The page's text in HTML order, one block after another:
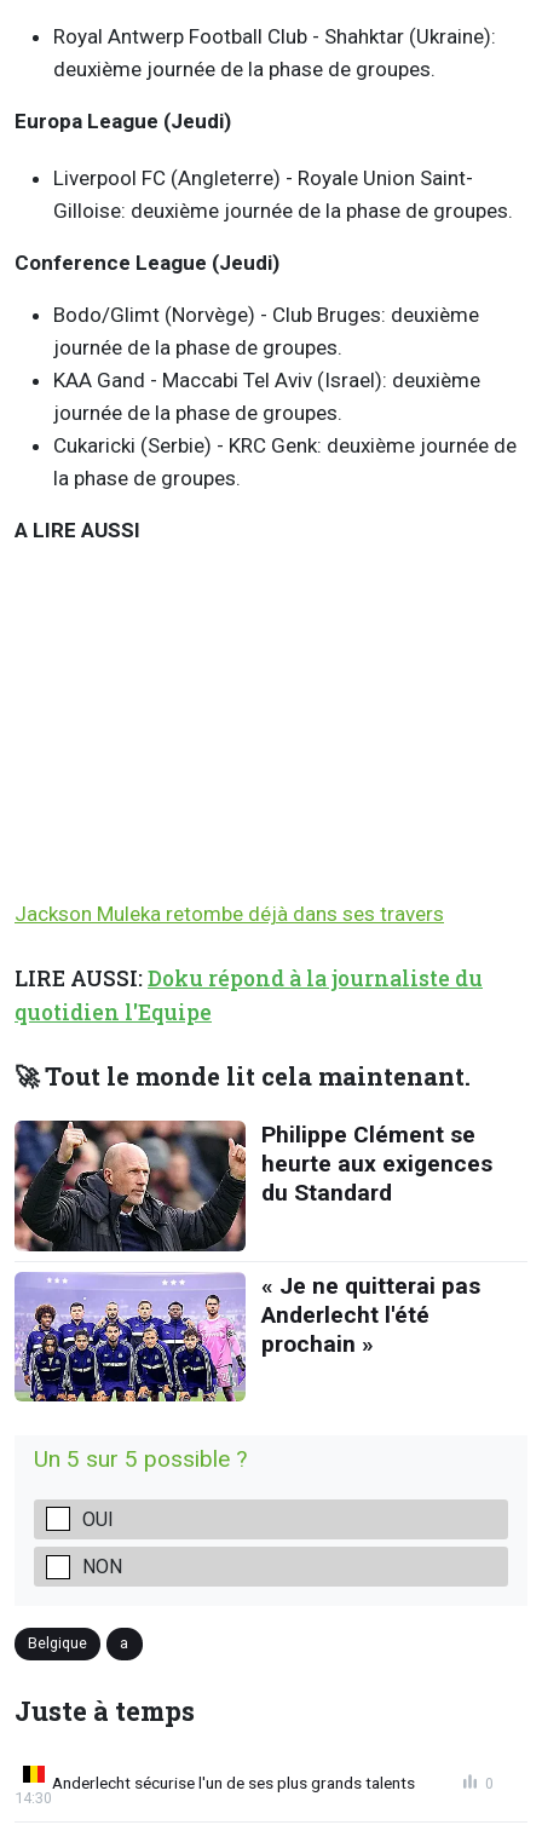
Royal Antwerp Football Club - Shahktar (Ukraine):
deuxième journée de la phase de groupes.
Europa League (Jeudi)
Liverpool FC (Angleterre) - Royale Union Saint-
Gilloise: deuxième journée de la phase de groupes.
Conference League (Jeudi)
Bodo/Glimt (Norvège) - Club Bruges: deuxième
journée de la phase de groupes.
KAA Gand - Maccabi Tel Aviv (Israel): deuxième
journée de la phase de groupes.
Cukaricki (Serbie) - KRC Genk: deuxième journée de
la phase de groupes.
A LIRE AUSSI
Jackson Muleka retombe déjà dans ses travers
LIRE AUSSI:Doku répond à la journaliste du
quotidien l'Equipe
🚀 Tout le monde lit cela maintenant.
Philippe Clément se
heurte aux exigences
du Standard
« Je ne quitterai pas
Anderlecht l'été
prochain »
Un 5 sur 5 possible ?
OUI
NON
Belgique a
Juste à temps
Anderlecht sécurise l'un de ses plus grands talents
14:30
0